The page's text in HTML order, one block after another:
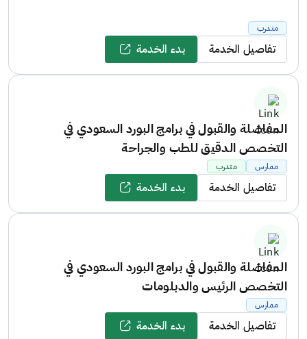
متدرب
تفاصيل الخدمة بدء الخدمة
المفاضلة والقبول في برامج البورد السعودي في
التخصص الدقيق للطب والجراحة
ممارس متدرب
تفاصيل الخدمة بدء الخدمة
المفاضلة والقبول في برامج البورد السعودي في
التخصص الرئيس والدبلومات
ممارس
تفاصيل الخدمة بدء الخدمة